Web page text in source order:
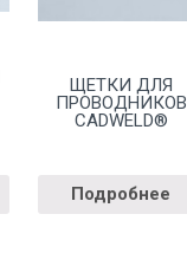
ЩЕТКИ ДЛЯ
ПРОВОДНИКОВ
CADWELD®
Подробнее